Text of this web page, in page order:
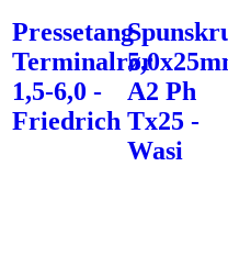
Pressetang
Terminalrør
1,5-6,0 -
Friedrich
A2 Ph
Tx25 -
Wasi